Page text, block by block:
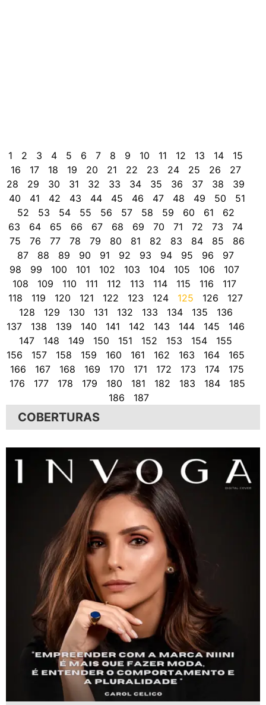
1 2 3 4 5 6 7 8 9 10 11 12 13 14
15
16
17 18 19 20 21 22 23 24 25 26
27
28
29 30 31 32 33 34 35 36 37 38
39
40
41 42 43 44 45 46 47 48 49 50
51
52
53 54 55 56 57 58 59 60 61
62
63
64 65 66 67 68 69 70 71 72 73
74
75
76 77 78 79 80 81 82 83 84 85
86
87
88 89 90 91 92 93 94 95 96
97
98
99 100 101 102 103 104 105 106
107
108
109 110 111 112 113 114 115 116
117
118
119 120 121 122 123 124 125 126
127
128
129 130 131 132 133 134 135
136
137
138 139 140 141 142 143 144 145
146
147
148 149 150 151 152 153 154
155
156
157 158 159 160 161 162 163 164
165
166
167 168 169 170 171 172 173 174
175
176
177 178 179 180 181 182 183 184
185
186
187
COBERTURAS